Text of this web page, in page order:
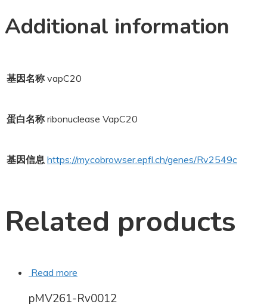
Additional information
基因名称 vapC20
蛋白名称 ribonuclease VapC20
基因信息 https://mycobrowser.epfl.ch/genes/Rv2549c
Related products
Read more
pMV261-Rv0012